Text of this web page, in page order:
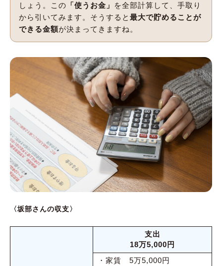
しょう。この 「使うお金」
を全部計算して、手取り
から引いてみます。そうすると 最大で貯めることが
できる金額が決まってきますね。
〈坂部さんの収支〉
支出
18万5,000円
・家賃 5万5,000円